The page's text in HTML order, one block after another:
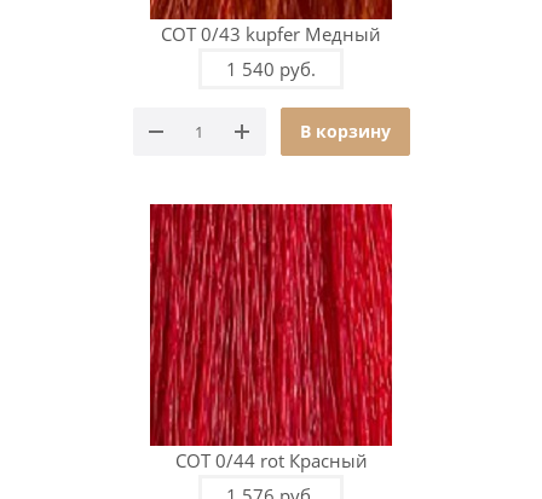
COT 0/43 kupfer Медный
1 540 руб.
В корзину
COT 0/44 rot Красный